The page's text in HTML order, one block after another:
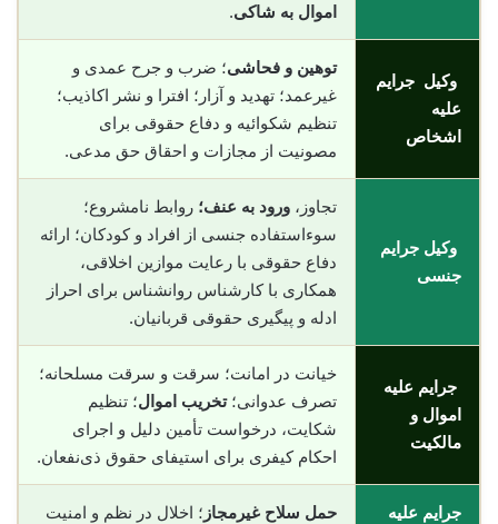
اموال به شاکی.
وکیل جرایم
علیه
اشخاص
توهین و فحاشی؛ ضرب و جرح عمدی و
غیرعمد؛ تهدید و آزار؛ افترا و نشر اکاذیب؛
تنظیم شکوائیه و دفاع حقوقی برای
مصونیت از مجازات و احقاق حق مدعی.
وکیل جرایم
جنسی
تجاوز، ورود به عنف؛ روابط نامشروع؛
سوءاستفاده جنسی از افراد و کودکان؛ ارائه
دفاع حقوقی با رعایت موازین اخلاقی،
همکاری با کارشناس روانشناس برای احراز
ادله و پیگیری حقوقی قربانیان.
جرایم علیه
اموال و
مالکیت
خیانت در امانت؛ سرقت و سرقت مسلحانه؛
تصرف عدوانی؛تخریب اموال؛ تنظیم
شکایت، درخواست تأمین دلیل و اجرای
احکام کیفری برای استیفای حقوق ذی‌نفعان.
جرایم علیه
حمل سلاح غیرمجاز ؛ اخلال در نظم و امنیت